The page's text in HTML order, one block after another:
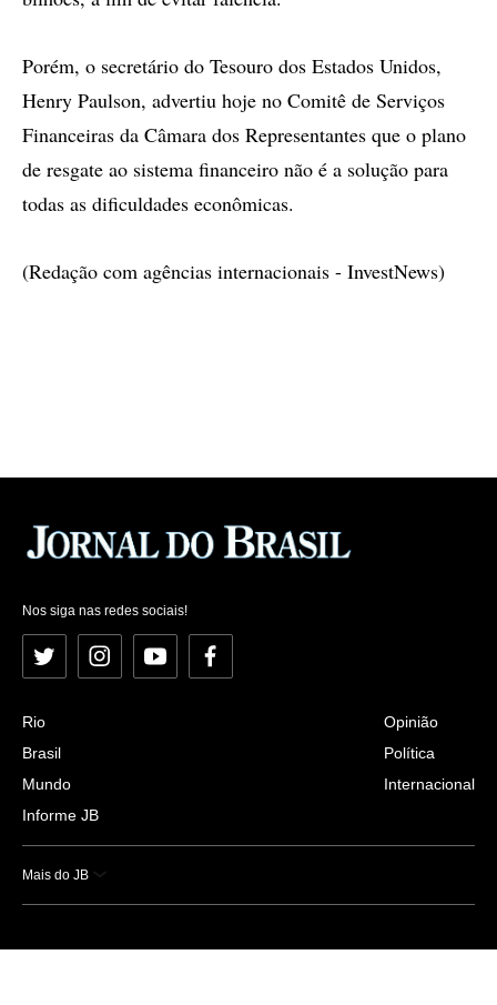
Porém, o secretário do Tesouro dos Estados Unidos,
Henry Paulson, advertiu hoje no Comitê de Serviços
Financeiras da Câmara dos Representantes que o plano
de resgate ao sistema financeiro não é a solução para
todas as dificuldades econômicas.
(Redação com agências internacionais - InvestNews)
Nos siga nas redes sociais!
Twitter InstagramYouTubeFacebook
Rio
Brasil
Mundo
Informe JB
Opinião
Política
Internacional
Mais do JB
Esportes